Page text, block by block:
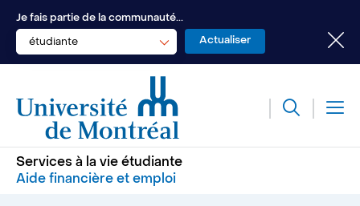
Je fais partie de la communauté...
étudiante
Services à la vie étudiante
Aide financière et emploi